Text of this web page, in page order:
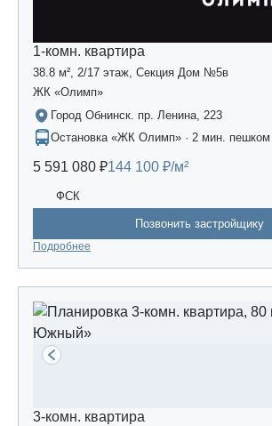
1-комн. квартира
38.8 м², 2/17 этаж, Секция Дом №5в
ЖК «Олимп»
Город Обнинск. пр. Ленина, 223
Остановка «ЖК Олимп» · 2 мин. пешком
5 591 080 ₽144 100 ₽/м²
ФСК
Позвонить застройщику
Подробнее
3-комн. квартира